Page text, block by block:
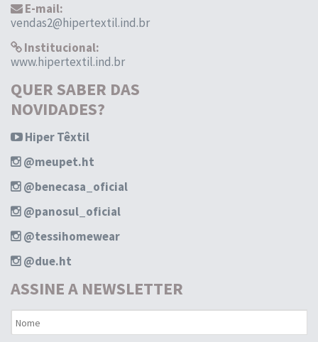
E-mail:
vendas2@hipertextil.ind.br
Institucional:
www.hipertextil.ind.br
QUER SABER DAS
NOVIDADES?
Hiper Têxtil
@meupet.ht
@benecasa_oficial
@panosul_oficial
@tessihomewear
@due.ht
ASSINE A NEWSLETTER